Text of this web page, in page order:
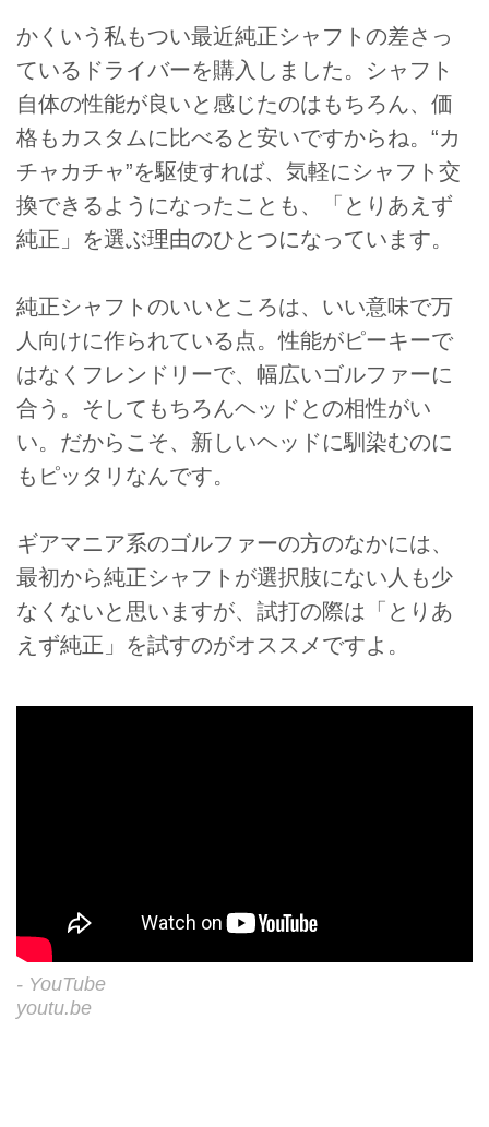
かくいう私もつい最近純正シャフトの差さっ
ているドライバーを購入しました。シャフト
自体の性能が良いと感じたのはもちろん、価
格もカスタムに比べると安いですからね。“カ
チャカチャ”を駆使すれば、気軽にシャフト交
換できるようになったことも、「とりあえず
純正」を選ぶ理由のひとつになっています。
純正シャフトのいいところは、いい意味で万
人向けに作られている点。性能がピーキーで
はなくフレンドリーで、幅広いゴルファーに
合う。そしてもちろんヘッドとの相性がい
い。だからこそ、新しいヘッドに馴染むのに
もピッタリなんです。
ギアマニア系のゴルファーの方のなかには、
最初から純正シャフトが選択肢にない人も少
なくないと思いますが、試打の際は「とりあ
えず純正」を試すのがオススメですよ。
- YouTube
youtu.be